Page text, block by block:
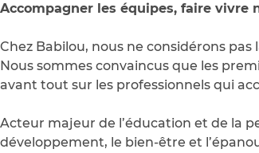
Accompagner les équipes, faire vivre
Chez Babilou, nous ne considérons
Nous sommes convaincus que les
avant tout sur les professionnels qui
Acteur majeur de l’éducation et de la
développement, le bien-être et